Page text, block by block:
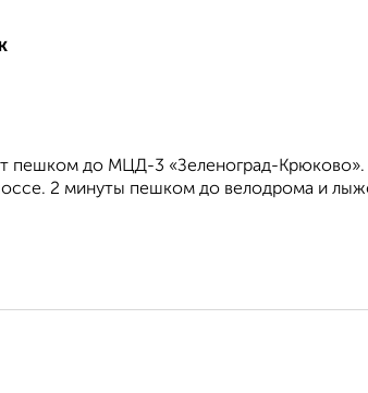
пешком до МЦД-3 «Зеленоград-Крюково».
2 минуты пешком до велодрома и